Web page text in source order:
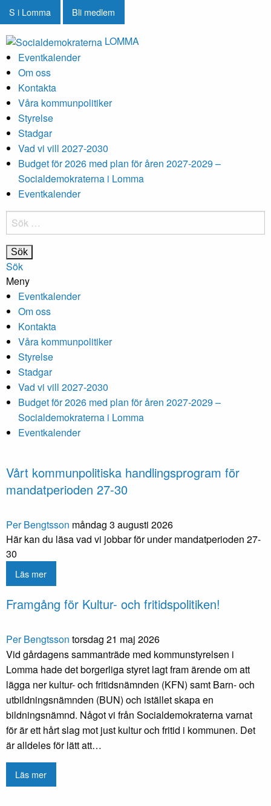
S i Lomma Bli medlem
LOMMA
Eventkalender
Om oss
Kontakta
Våra kommunpolitiker
Styrelse
Stadgar
Vad vi vill 2027-2030
Budget för 2026 med plan för åren 2027-2029 –
Socialdemokraterna i Lomma
Eventkalender
Sök
efter:
Sök
Meny
Eventkalender
Om oss
Kontakta
Våra kommunpolitiker
Styrelse
Stadgar
Vad vi vill 2027-2030
Budget för 2026 med plan för åren 2027-2029 –
Socialdemokraterna i Lomma
Eventkalender
Vårt kommunpolitiska handlingsprogram för
mandatperioden 27-30
Per Bengtsson måndag 3 augusti 2026
Här kan du läsa vad vi jobbar för under mandatperioden 27-
30
Läs mer
Framgång för Kultur- och fritidspolitiken!
Per Bengtsson torsdag 21 maj 2026
Vid gårdagens sammanträde med kommunstyrelsen i
Lomma hade det borgerliga styret lagt fram ärende om att
lägga ner kultur- och fritidsnämnden (KFN) samt Barn- och
utbildningsnämnden (BUN) och istället skapa en
bildningsnämnd. Något vi från Socialdemokraterna varnat
för är ett hårt slag mot just kultur och fritid i kommunen. Det
är alldeles för lätt att…
Läs mer